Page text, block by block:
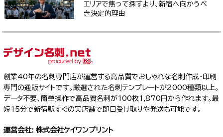
エリアで焦って探すより、新宿へ向かうべ
き決定的理由
創業40年の名刺専門店が運営する高品質でおしゃれな名刺作成・印刷
専門の通販サイトです。厳選された名刺テンプレートが2000種類以上。
データ不要、簡単操作で高品質名刺が100枚1,870円から作れます。最
短15分で新宿駅すぐの実店舗で即日受け取りや発送も可能です。
運営会社: 株式会社ケイワンプリント